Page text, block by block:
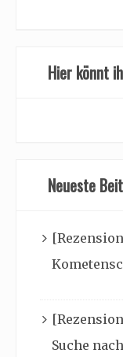
Hier könnt
Neueste
Suche